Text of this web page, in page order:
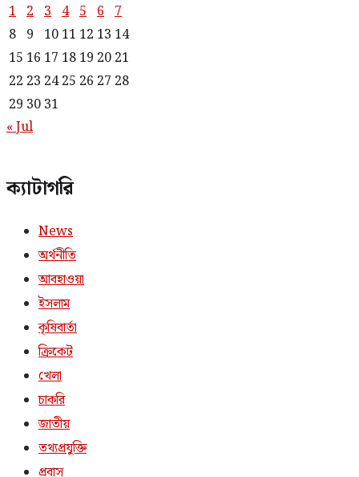
1 2 3 4 5 6 7
8 9 10 11 12 13 14
15 16 17 18 19 20 21
22 23 24 25 26 27 28
29 30 31
« Jul
ক্যাটাগরি
News
অর্থনীতি
আবহাওয়া
ইসলাম
কৃষিবার্তা
ক্রিকেট
খেলা
চাকরি
জাতীয়
তথ্যপ্রযুক্তি
প্রবাস